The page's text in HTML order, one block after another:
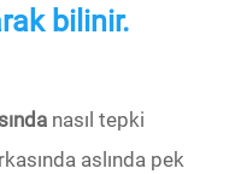
bilinir.
nasıl tepki
aslında pek